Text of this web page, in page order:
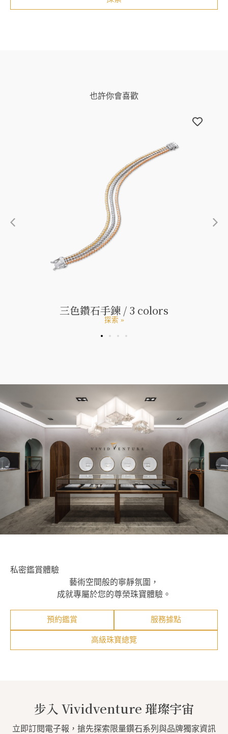
也許你會喜歡
三色鑽石手鍊 / 3 colors
探索 »
私密鑑賞體驗
藝術空間般的寧靜氛圍，
成就專屬於您的尊榮珠寶體驗。
預約鑑賞 服務據點
高級珠寶總覽
步入 Vividventure 璀璨宇宙
立即訂閱電子報，搶先探索限量鑽石系列與品牌獨家資訊